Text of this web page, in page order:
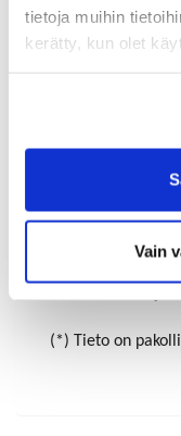
tietoja muihin
kerätty, kun olet
Vain
Haluan tilata
(*) Tieto on